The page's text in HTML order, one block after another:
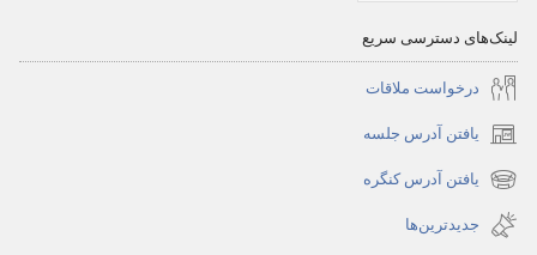
لینک‌های دسترسی سریع
درخواست ملاقات
یافتن آدرس جلسه
(پنجره‌ای
جدید
می‌شود)
یافتن آدرس کنگره
(پنجره‌ای
جدید
باز
جدیدترین‌ها